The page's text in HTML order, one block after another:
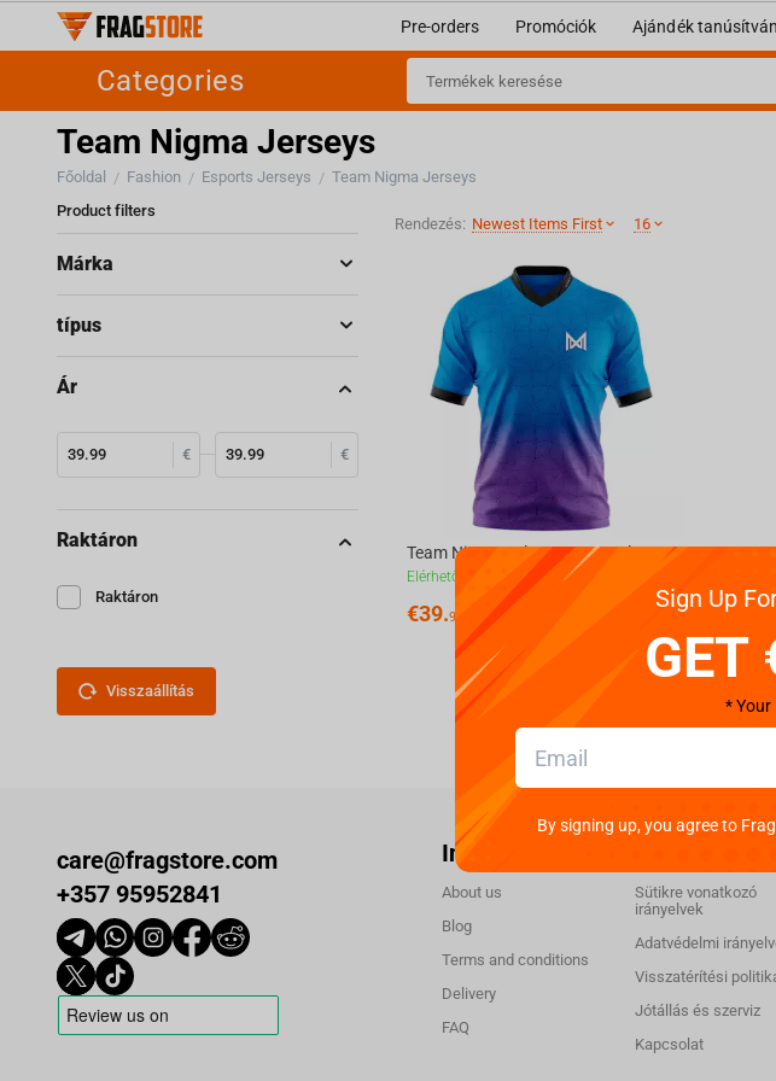
Pre-orders Promóciók Ajándék
Categories
Team Nigma Jerseys
Főoldal / Fashion / Esports Jerseys / Team Nigma Jerseys
Rendezés: Newest Items First 16
Team Nigma - Player Jersey Blue/Purple, XS
Elérhetőek
€39.99
Product filters
Márka
típus
Ár
€ €
Raktáron
Raktáron
Visszaállítás
care@fragstore.com
+357 95952841
Információ
About us
Blog
Terms and conditions
Delivery
FAQ
Sütikre vonatkozó
irányelvek
Adatvédelmi
Visszatérítési
Jótállás és szerviz
Kapcsolat
Sign Up
GET
* Your
By signing up, you agree to